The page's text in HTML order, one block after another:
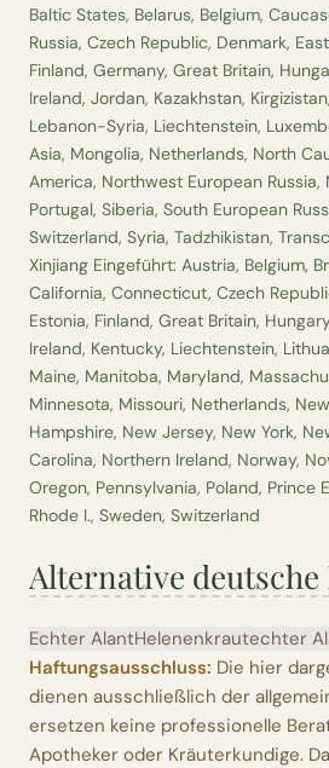
Baltic States, Belarus, Belgium,
Russia, Czech Republic, Denmark,
Finland, Germany, Great Britain,
Ireland, Jordan, Kazakhstan,
Lebanon-Syria, Liechtenstein,
Asia, Mongolia, Netherlands, North
America, Northwest European Russia,
Portugal, Siberia, South European
Switzerland, Syria, Tadzhikistan,
Xinjiang Eingeführt: Austria, Belgium,
California, Connecticut, Czech
Estonia, Finland, Great Britain,
Ireland, Kentucky, Liechtenstein,
Maine, Manitoba, Maryland,
Minnesota, Missouri, Netherlands,
Hampshire, New Jersey, New York,
Carolina, Northern Ireland, Norway,
Oregon, Pennsylvania, Poland, Prince
Rhode I., Sweden, Switzerland
Alternative deutsche
Echter AlantHelenenkrautechter
Haftungsausschluss: Die hier
dienen ausschließlich der
ersetzen keine professionelle
Apotheker oder Kräuterkundige.